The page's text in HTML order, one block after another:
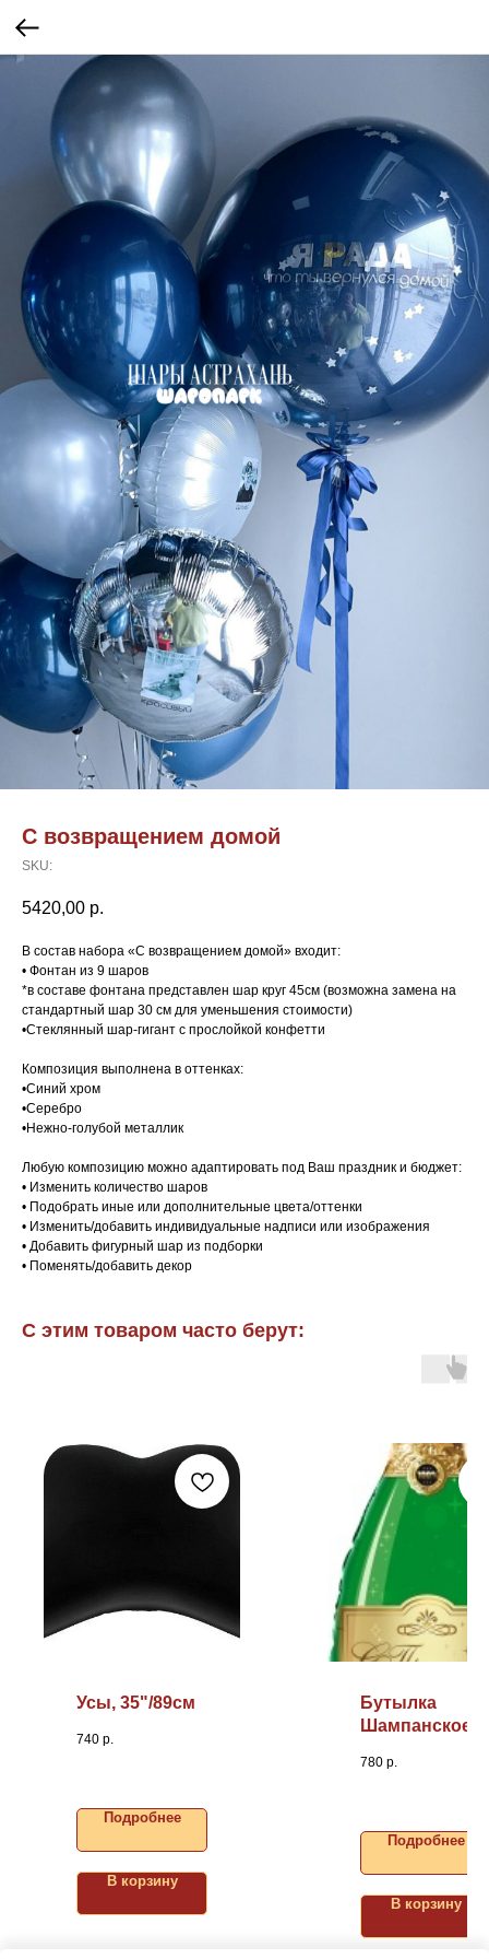
С возвращением домой
SKU:
5420,00 р.
В состав набора «С возвращением домой» входит:
• Фонтан из 9 шаров
*в составе фонтана представлен шар круг 45см (возможна замена на
стандартный шар 30 см для уменьшения стоимости)
•Стеклянный шар-гигант с прослойкой конфетти
Композиция выполнена в оттенках:
•Синий хром
•Серебро
•Нежно-голубой металлик
Любую композицию можно адаптировать под Ваш праздник и бюджет:
• Изменить количество шаров
• Подобрать иные или дополнительные цвета/оттенки
• Изменить/добавить индивидуальные надписи или изображения
• Добавить фигурный шар из подборки
• Поменять/добавить декор
С этим товаром часто берут:
Усы, 35"/89см
740 р.
Подробнее
В корзину
Бутылка
Шампанское,
780 р.
Подробнее
В корзину